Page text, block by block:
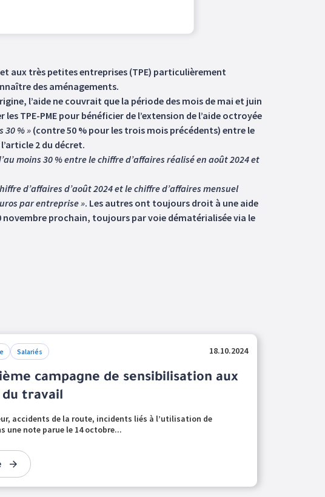
et aux très petites entreprises (TPE) particulièrement
des aménagements.
l’aide ne couvrait que la période des mois de mai et juin
TPE-PME pour bénéficier de l’extension de l’aide octroyée
30 % » (contre 50 % pour les trois mois précédents) entre le
2 du décret.
moins 30 % entre le chiffre d’affaires réalisé en août 2024 et
d’affaires d’août 2024 et le chiffre d’affaires mensuel
par entreprise ». Les autres ont toujours droit à une aide
novembre prochain, toujours par voie dématérialisée via le
Salariés 18.10.2024
campagne de sensibilisation aux
du travail
accidents de la route, incidents liés à l’utilisation de
une note parue le 14 octobre...